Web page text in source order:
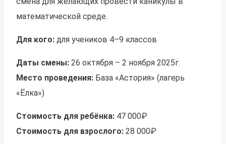
математической среде.
Для кого: для учеников 4–9 классов
Даты смены: 26 октября – 2 ноября 2025г.
Место проведения: База «Астория» (лагерь
«Ёлка»)
Стоимость для ребёнка: 47 000₽
Стоимость для взрослого: 28 000₽